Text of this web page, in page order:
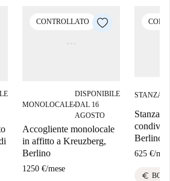
CONTROLLATO
MONOLOCALE■
DISPONIBILE
DAL 16
AGOSTO
Accogliente monolocale
in affitto a Kreuzberg,
Berlino
1250 €/mese
STANZA
Stanza
Berlino
625 €/
euro